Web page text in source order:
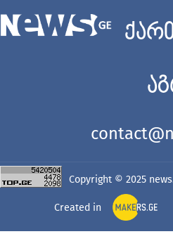
Copyright © 2025
Created in